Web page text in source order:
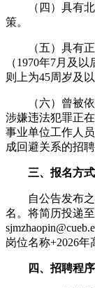
（四）具有北
策。
（五）具有正
（1970年7月及
则上为45周岁及
（六）曾被依
涉嫌违法犯罪正
事业单位工作人
成回避关系的招聘
三、报名方式
自公告发布之
名。将简历投递
岗位名称+2026年
四、招聘程序